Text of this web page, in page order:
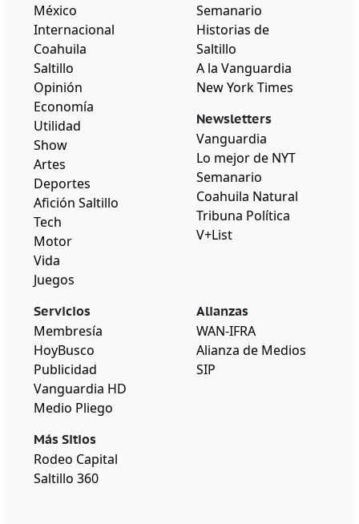
México
Internacional
Coahuila
Saltillo
Opinión
Economía
Utilidad
Show
Artes
Deportes
Afición Saltillo
Tech
Motor
Vida
Juegos
Semanario
Historias de
Saltillo
A la Vanguardia
New York Times
Newsletters
Vanguardia
Lo mejor de NYT
Semanario
Coahuila Natural
Tribuna Política
V+List
Servicios
Membresía
HoyBusco
Publicidad
Vanguardia HD
Medio Pliego
Más Sitios
Rodeo Capital
Saltillo 360
Alianzas
WAN-IFRA
Alianza de Medios
SIP